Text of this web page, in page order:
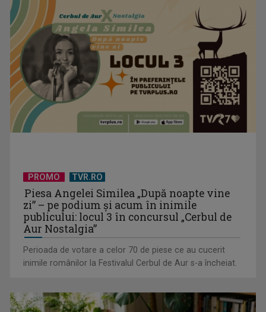
esențiale pentru o stare ...
aventură, la TVR 2
PROMO TVR.RO
Piesa Angelei Similea „După noapte vine
zi” – pe podium şi acum în inimile
publicului: locul 3 în concursul „Cerbul de
Aur Nostalgia”
Perioada de votare a celor 70 de piese ce au cucerit
inimile românilor la Festivalul Cerbul de Aur s-a încheiat.